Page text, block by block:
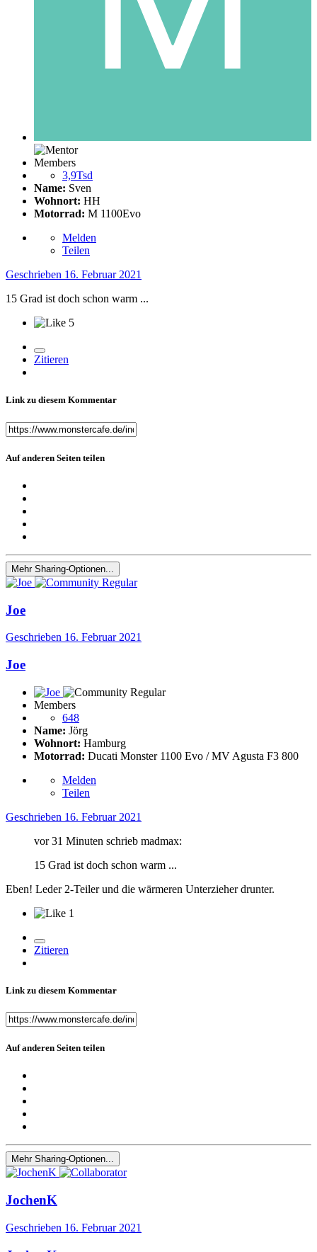
Members
3,9Tsd
Name: Sven
Wohnort: HH
Motorrad: M 1100Evo
Melden
Teilen
Geschrieben 16. Februar 2021
15 Grad ist doch schon warm ...
5
Zitieren
Link zu diesem Kommentar
Auf anderen Seiten teilen
Mehr Sharing-Optionen...
Joe
Geschrieben 16. Februar 2021
Joe
Members
648
Name: Jörg
Wohnort: Hamburg
Motorrad: Ducati Monster 1100 Evo / MV Agusta F3 800
Melden
Teilen
Geschrieben 16. Februar 2021
vor 31 Minuten schrieb madmax:
15 Grad ist doch schon warm ...
Eben! Leder 2-Teiler und die wärmeren Unterzieher drunter.
1
Zitieren
Link zu diesem Kommentar
Auf anderen Seiten teilen
Mehr Sharing-Optionen...
JochenK
Geschrieben 16. Februar 2021